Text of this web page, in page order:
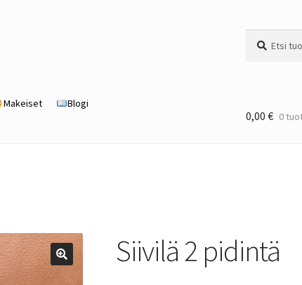
Makeiset Blogi
0,00 € 0
Siivilä 2 pidintä